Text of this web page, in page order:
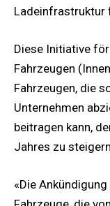
Ladeinfrastruktur
Diese Initiative
Fahrzeugen
Fahrzeugen, die
Unternehmen
beitragen kann,
Jahres zu
«Die